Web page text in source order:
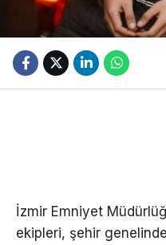
İzmir Emniyet
ekipleri, şehir